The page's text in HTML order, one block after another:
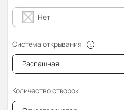
Нет
Система открывания
Распашная
Количество створок